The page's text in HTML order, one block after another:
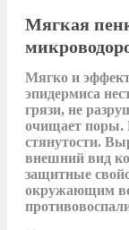
Мягкая
Мягко и
эпидермиса
грязи, не
очищает поры.
стянутости.
внешний вид
защитные
окружающим